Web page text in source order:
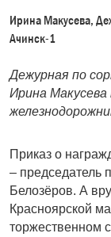
Ирина Макусева,
Ачинск-1
Дежурная по
Ирина
Приказ о
–
Белозёров. А
Красноярской
торжественном